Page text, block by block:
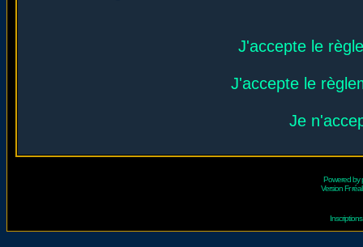
J'accepte le
J'accepte le
Je
Powered by
Version Fr